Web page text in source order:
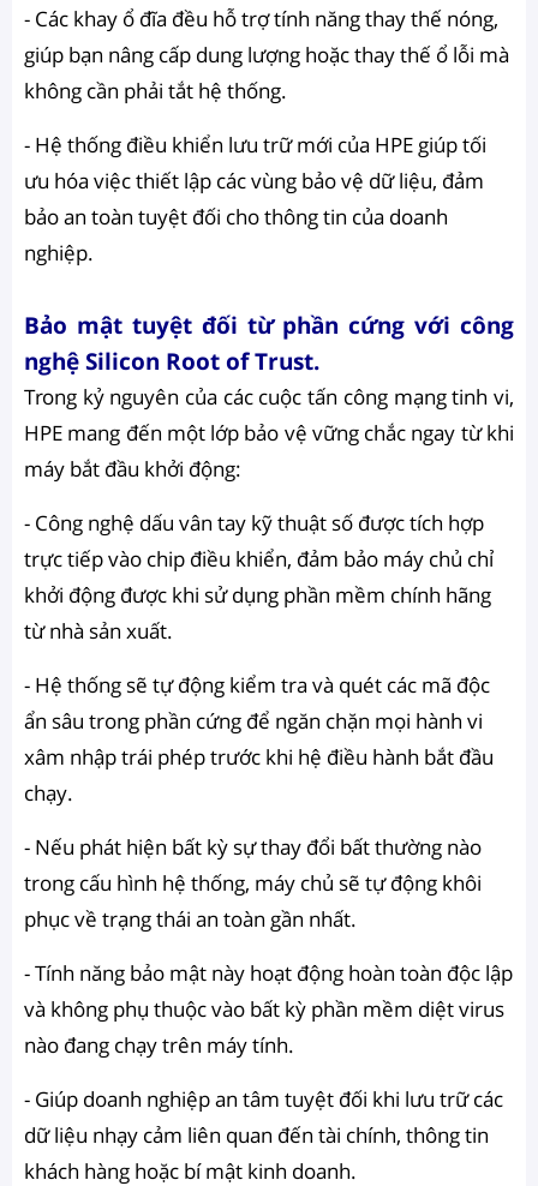
- Các khay ổ đĩa đều hỗ trợ tính năng thay thế nóng,
giúp bạn nâng cấp dung lượng hoặc thay thế ổ lỗi mà
không cần phải tắt hệ thống.
- Hệ thống điều khiển lưu trữ mới của HPE giúp tối
ưu hóa việc thiết lập các vùng bảo vệ dữ liệu, đảm
bảo an toàn tuyệt đối cho thông tin của doanh
nghiệp.
Bảo mật tuyệt đối từ phần cứng với công
nghệ Silicon Root of Trust.
Trong kỷ nguyên của các cuộc tấn công mạng tinh vi,
HPE mang đến một lớp bảo vệ vững chắc ngay từ khi
máy bắt đầu khởi động:
- Công nghệ dấu vân tay kỹ thuật số được tích hợp
trực tiếp vào chip điều khiển, đảm bảo máy chủ chỉ
khởi động được khi sử dụng phần mềm chính hãng
từ nhà sản xuất.
- Hệ thống sẽ tự động kiểm tra và quét các mã độc
ẩn sâu trong phần cứng để ngăn chặn mọi hành vi
xâm nhập trái phép trước khi hệ điều hành bắt đầu
chạy.
- Nếu phát hiện bất kỳ sự thay đổi bất thường nào
trong cấu hình hệ thống, máy chủ sẽ tự động khôi
phục về trạng thái an toàn gần nhất.
- Tính năng bảo mật này hoạt động hoàn toàn độc lập
và không phụ thuộc vào bất kỳ phần mềm diệt virus
nào đang chạy trên máy tính.
- Giúp doanh nghiệp an tâm tuyệt đối khi lưu trữ các
dữ liệu nhạy cảm liên quan đến tài chính, thông tin
khách hàng hoặc bí mật kinh doanh.